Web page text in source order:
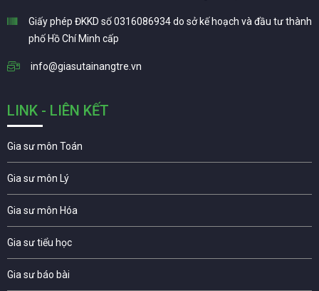
Giấy phép ĐKKD số 0316086934 do sở kế hoạch và đầu tư thành
phố Hồ Chí Minh cấp
info@giasutainangtre.vn
LINK - LIÊN KẾT
Gia sư môn Toán
Gia sư môn Lý
Gia sư môn Hóa
Gia sư tiểu học
Gia sư báo bài